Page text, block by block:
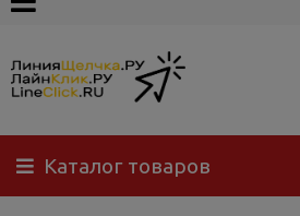
Доставка
Самовывоз
Каталог товаров